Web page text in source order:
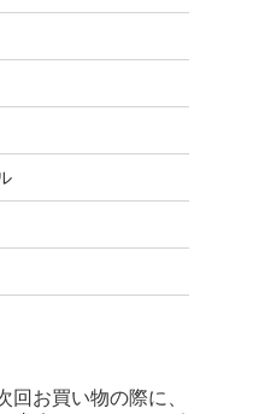
回お買い物の際に、